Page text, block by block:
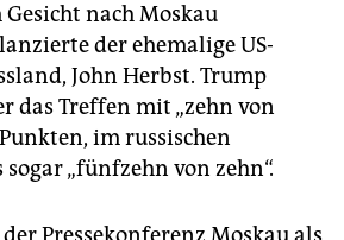
nach Moskau
der ehemalige US-
John Herbst. Trump
das Treffen mit „zehn von
im russischen
„fünfzehn von zehn“.